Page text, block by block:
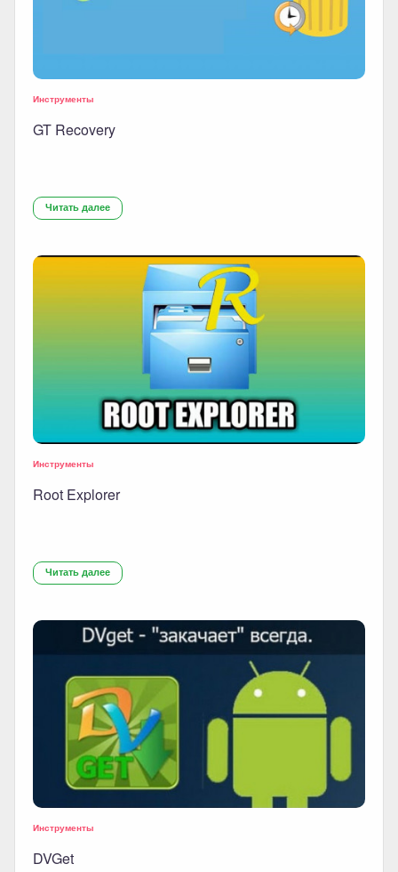
Инструменты
GT Recovery
Читать далее
Инструменты
Root Explorer
Читать далее
Инструменты
DVGet